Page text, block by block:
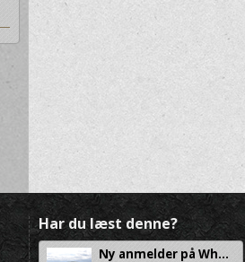
Har du læst denne?
Ny anmelder på Wh...